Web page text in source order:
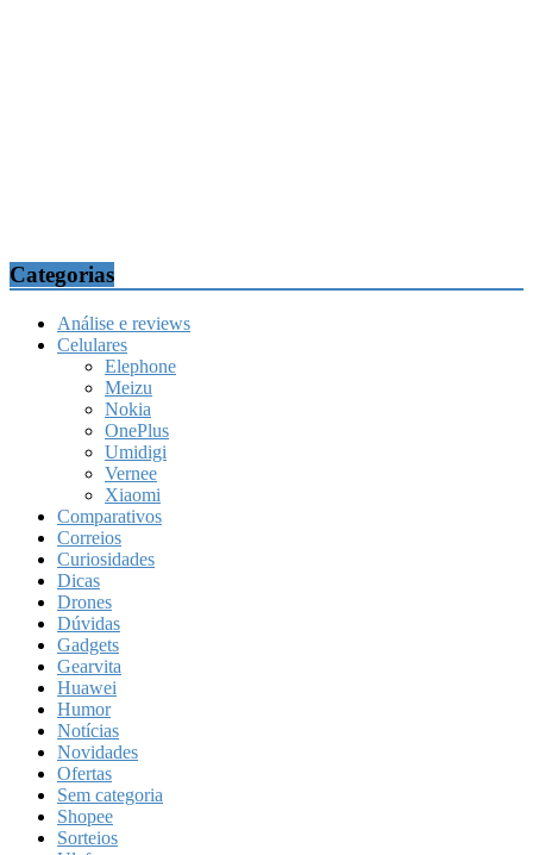
Categorias
Análise e reviews
Celulares
Elephone
Meizu
Nokia
OnePlus
Umidigi
Vernee
Xiaomi
Comparativos
Correios
Curiosidades
Dicas
Drones
Dúvidas
Gadgets
Gearvita
Huawei
Humor
Notícias
Novidades
Ofertas
Sem categoria
Shopee
Sorteios